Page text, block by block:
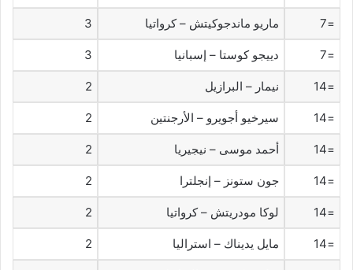
=7 ماريو ماندجوكيتش – كرواتيا 3
=7 دييجو كوستا – إسبانيا 3
=14 نيمار – البرازيل 2
=14 سيرخيو أجويرو – الأرجنتين 2
=14 أحمد موسى – نيجيريا 2
=14 جون ستونز – إنجلترا 2
=14 لوكا مودريتش – كرواتيا 2
=14 مايل يديناك – استراليا 2